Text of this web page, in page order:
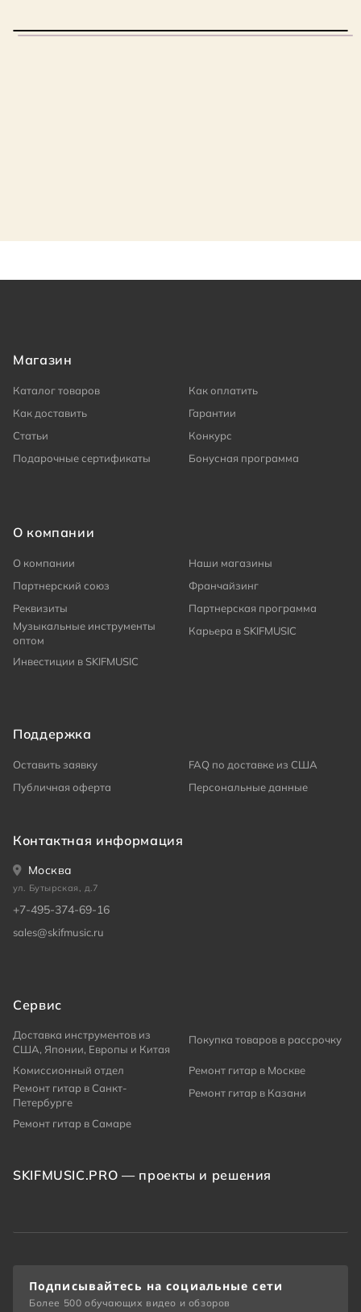
Магазин
Каталог товаров
Как оплатить
Как доставить
Гарантии
Статьи
Конкурс
Подарочные сертификаты
Бонусная программа
О компании
О компании
Наши магазины
Партнерский союз
Франчайзинг
Реквизиты
Партнерская программа
Музыкальные инструменты
оптом
Карьера в SKIFMUSIC
Инвестиции в SKIFMUSIC
Поддержка
Оставить заявку
FAQ по доставке из США
Публичная оферта
Персональные данные
Контактная информация
Москва
ул. Бутырская, д.7
+7-495-374-69-16
sales@skifmusic.ru
Сервис
Доставка инструментов из
США, Японии, Европы и Китая
Покупка товаров в рассрочку
Комиссионный отдел
Ремонт гитар в Москве
Ремонт гитар в Санкт-
Петербурге
Ремонт гитар в Казани
Ремонт гитар в Самаре
SKIFMUSIC.PRO — проекты и решения
Подписывайтесь на социальные сети
Более 500 обучающих видео и обзоров